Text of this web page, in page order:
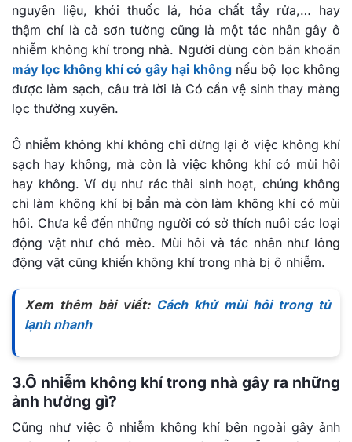
nguyên liệu, khói thuốc lá, hóa chất tẩy rửa,… hay
thậm chí là cả sơn tường cũng là một tác nhân gây ô
nhiễm không khí trong nhà. Người dùng còn băn khoăn
máy lọc không khí có gây hại khôngnếu bộ lọc không
được làm sạch, câu trả lời là Có cần vệ sinh thay màng
lọc thường xuyên.
Ô nhiễm không khí không chỉ dừng lại ở việc không khí
sạch hay không, mà còn là việc không khí có mùi hôi
hay không. Ví dụ như rác thải sinh hoạt, chúng không
chỉ làm không khí bị bẩn mà còn làm không khí có mùi
hôi. Chưa kể đến những người có sở thích nuôi các loại
động vật như chó mèo. Mùi hôi và tác nhân như lông
động vật cũng khiến không khí trong nhà bị ô nhiễm.
Xem thêm bài viết: Cách khử mùi hôi trong tủ
lạnh nhanh
3.Ô nhiễm không khí trong nhà gây ra những
ảnh hưởng gì?
Cũng như việc ô nhiễm không khí bên ngoài gây ảnh